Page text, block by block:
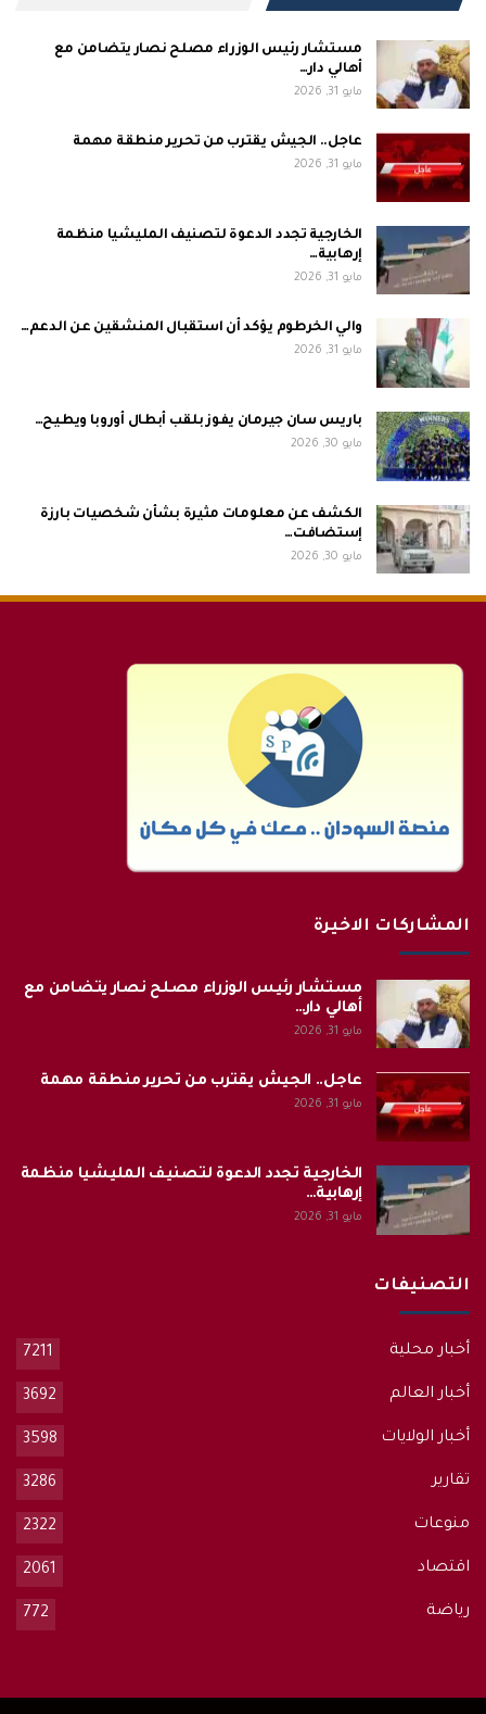
مستشار رئيس الوزراء مصلح نصار يتضامن مع
أهالي دار…
مايو 31, 2026
عاجل.. الجيش يقترب من تحرير منطقة مهمة
مايو 31, 2026
الخارجية تجدد الدعوة لتصنيف المليشيا منظمة
إرهابية…
مايو 31, 2026
والي الخرطوم يؤكد أن استقبال المنشقين عن الدعم…
مايو 31, 2026
باريس سان جيرمان يفوز بلقب أبطال أوروبا ويطيح…
مايو 30, 2026
الكشف عن معلومات مثيرة بشأن شخصيات بارزة
إستضافت…
مايو 30, 2026
المشاركات الاخيرة
مستشار رئيس الوزراء مصلح نصار يتضامن مع
أهالي دار…
مايو 31, 2026
عاجل.. الجيش يقترب من تحرير منطقة مهمة
مايو 31, 2026
الخارجية تجدد الدعوة لتصنيف المليشيا منظمة
إرهابية…
مايو 31, 2026
التصنيفات
أخبار محلية 7211
أخبار العالم 3692
أخبار الولايات 3598
تقارير 3286
منوعات 2322
اقتصاد 2061
رياضة 772